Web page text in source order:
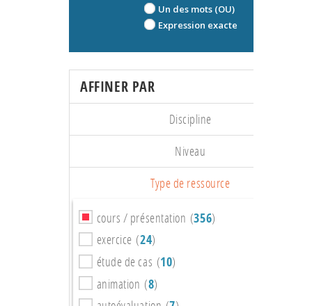
Un des mots (OU)
Expression exacte
AFFINER PAR
Discipline
Niveau
Type de ressource
cours / présentation (356)
exercice (24)
étude de cas (10)
animation (8)